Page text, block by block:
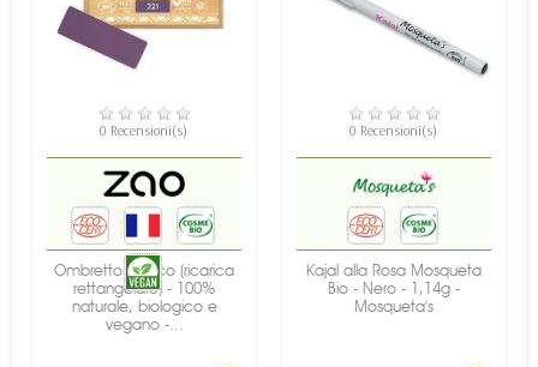
DISPONIBILE
0 Recensioni(s)
Ombretto opaco (ricarica
rettangolare) - 100%
naturale, biologico e
vegano -...
0 Recensioni(s)
Kajal alla Rosa Mosqueta
Bio - Nero - 1,14g -
Mosqueta's